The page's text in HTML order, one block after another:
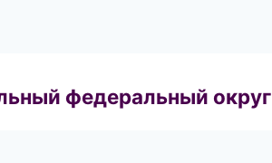
федеральный округ